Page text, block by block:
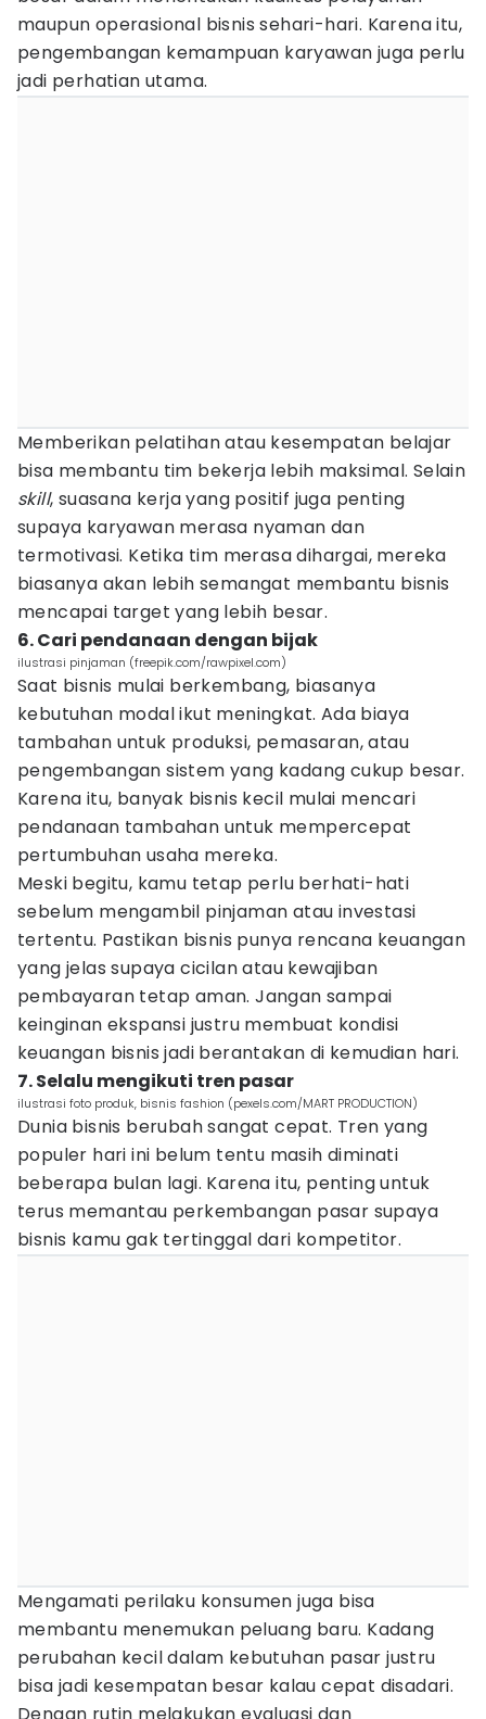
maupun operasional bisnis sehari-hari. Karena itu,
pengembangan kemampuan karyawan juga perlu
jadi perhatian utama.
Memberikan pelatihan atau kesempatan belajar
bisa membantu tim bekerja lebih maksimal. Selain
skill, suasana kerja yang positif juga penting
supaya karyawan merasa nyaman dan
termotivasi. Ketika tim merasa dihargai, mereka
biasanya akan lebih semangat membantu bisnis
mencapai target yang lebih besar.
6. Cari pendanaan dengan bijak
ilustrasi pinjaman (freepik.com/rawpixel.com)
Saat bisnis mulai berkembang, biasanya
kebutuhan modal ikut meningkat. Ada biaya
tambahan untuk produksi, pemasaran, atau
pengembangan sistem yang kadang cukup besar.
Karena itu, banyak bisnis kecil mulai mencari
pendanaan tambahan untuk mempercepat
pertumbuhan usaha mereka.
Meski begitu, kamu tetap perlu berhati-hati
sebelum mengambil pinjaman atau investasi
tertentu. Pastikan bisnis punya rencana keuangan
yang jelas supaya cicilan atau kewajiban
pembayaran tetap aman. Jangan sampai
keinginan ekspansi justru membuat kondisi
keuangan bisnis jadi berantakan di kemudian hari.
7. Selalu mengikuti tren pasar
ilustrasi foto produk, bisnis fashion (pexels.com/MART PRODUCTION)
Dunia bisnis berubah sangat cepat. Tren yang
populer hari ini belum tentu masih diminati
beberapa bulan lagi. Karena itu, penting untuk
terus memantau perkembangan pasar supaya
bisnis kamu gak tertinggal dari kompetitor.
Mengamati perilaku konsumen juga bisa
membantu menemukan peluang baru. Kadang
perubahan kecil dalam kebutuhan pasar justru
bisa jadi kesempatan besar kalau cepat disadari.